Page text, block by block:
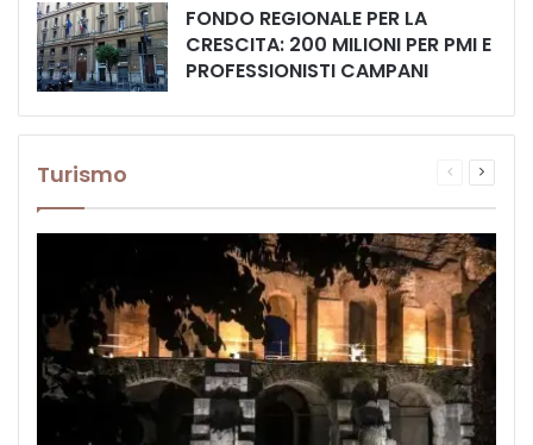
FONDO REGIONALE PER LA
CRESCITA: 200 MILIONI PER PMI E
PROFESSIONISTI CAMPANI
Turismo
Pagina